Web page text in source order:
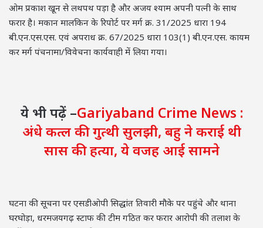
ओम प्रकाश खून से लथपथ पड़ा है और अजय श्याम अपनी पत्नी के साथ
फरार है। मकान मालकिन के रिपोर्ट पर मर्ग क्र. 31/2025 धारा 194
बी.एन.एस.एस. एवं अपराध क्र. 67/2025 धारा 103(1) बी.एन.एस. कायम
कर मर्ग पंचनामा/विवेचना कार्यवाही में लिया गया।
ये भी पढ़ें –Gariyaband Crime News :
अंधे कत्ल की गुत्थी सुलझी, बहु ने कराई थी
सास की हत्या, ये वजह आई सामने
घटना की सूचना पर एसडीओपी सिद्धांत तिवारी मौके पर पहुंचे और थाना
घरघोड़ा, धरमजयगढ़ स्टाफ की टीम गठित कर फरार आरोपी की तलाश के